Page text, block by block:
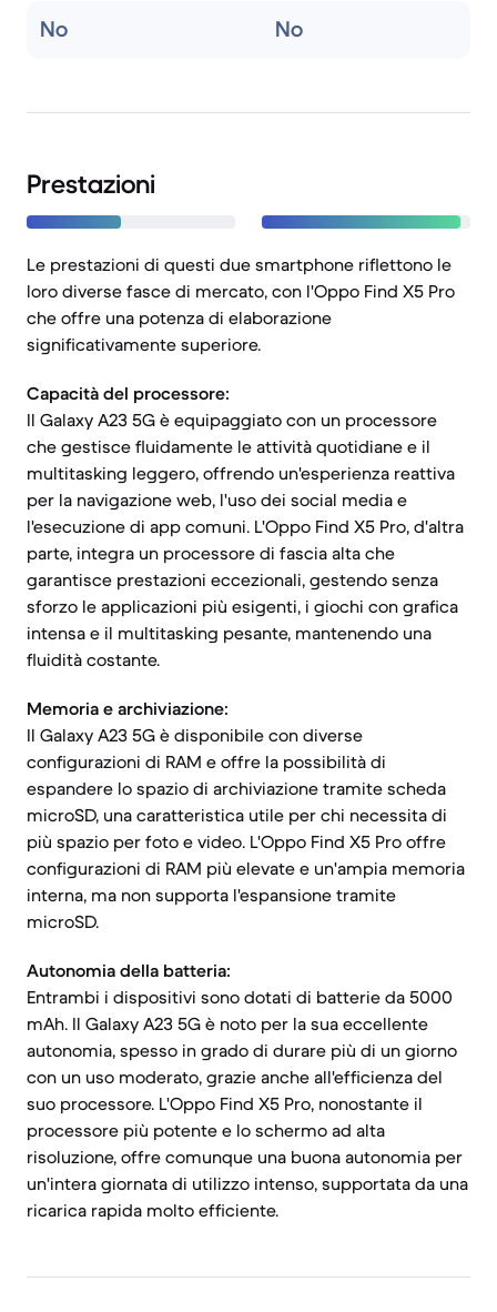
No No
Prestazioni
Le prestazioni di questi due smartphone riflettono le
loro diverse fasce di mercato, con l'Oppo Find X5 Pro
che offre una potenza di elaborazione
significativamente superiore.
Capacità del processore:
Il Galaxy A23 5G è equipaggiato con un processore
che gestisce fluidamente le attività quotidiane e il
multitasking leggero, offrendo un'esperienza reattiva
per la navigazione web, l'uso dei social media e
l'esecuzione di app comuni. L'Oppo Find X5 Pro, d'altra
parte, integra un processore di fascia alta che
garantisce prestazioni eccezionali, gestendo senza
sforzo le applicazioni più esigenti, i giochi con grafica
intensa e il multitasking pesante, mantenendo una
fluidità costante.
Memoria e archiviazione:
Il Galaxy A23 5G è disponibile con diverse
configurazioni di RAM e offre la possibilità di
espandere lo spazio di archiviazione tramite scheda
microSD, una caratteristica utile per chi necessita di
più spazio per foto e video. L'Oppo Find X5 Pro offre
configurazioni di RAM più elevate e un'ampia memoria
interna, ma non supporta l'espansione tramite
microSD.
Autonomia della batteria:
Entrambi i dispositivi sono dotati di batterie da 5000
mAh. Il Galaxy A23 5G è noto per la sua eccellente
autonomia, spesso in grado di durare più di un giorno
con un uso moderato, grazie anche all'efficienza del
suo processore. L'Oppo Find X5 Pro, nonostante il
processore più potente e lo schermo ad alta
risoluzione, offre comunque una buona autonomia per
un'intera giornata di utilizzo intenso, supportata da una
ricarica rapida molto efficiente.